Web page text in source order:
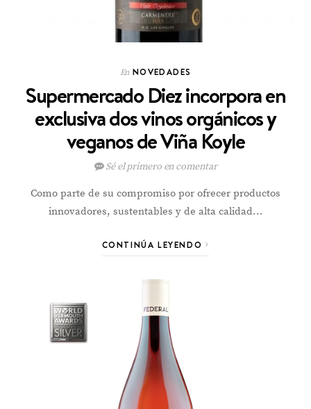
En NOVEDADES
Supermercado Diez incorpora en
exclusiva dos vinos orgánicos y
veganos de Viña Koyle
Sé el primero en comentar
Como parte de su compromiso por ofrecer productos
innovadores, sustentables y de alta calidad…
CONTINÚA LEYENDO